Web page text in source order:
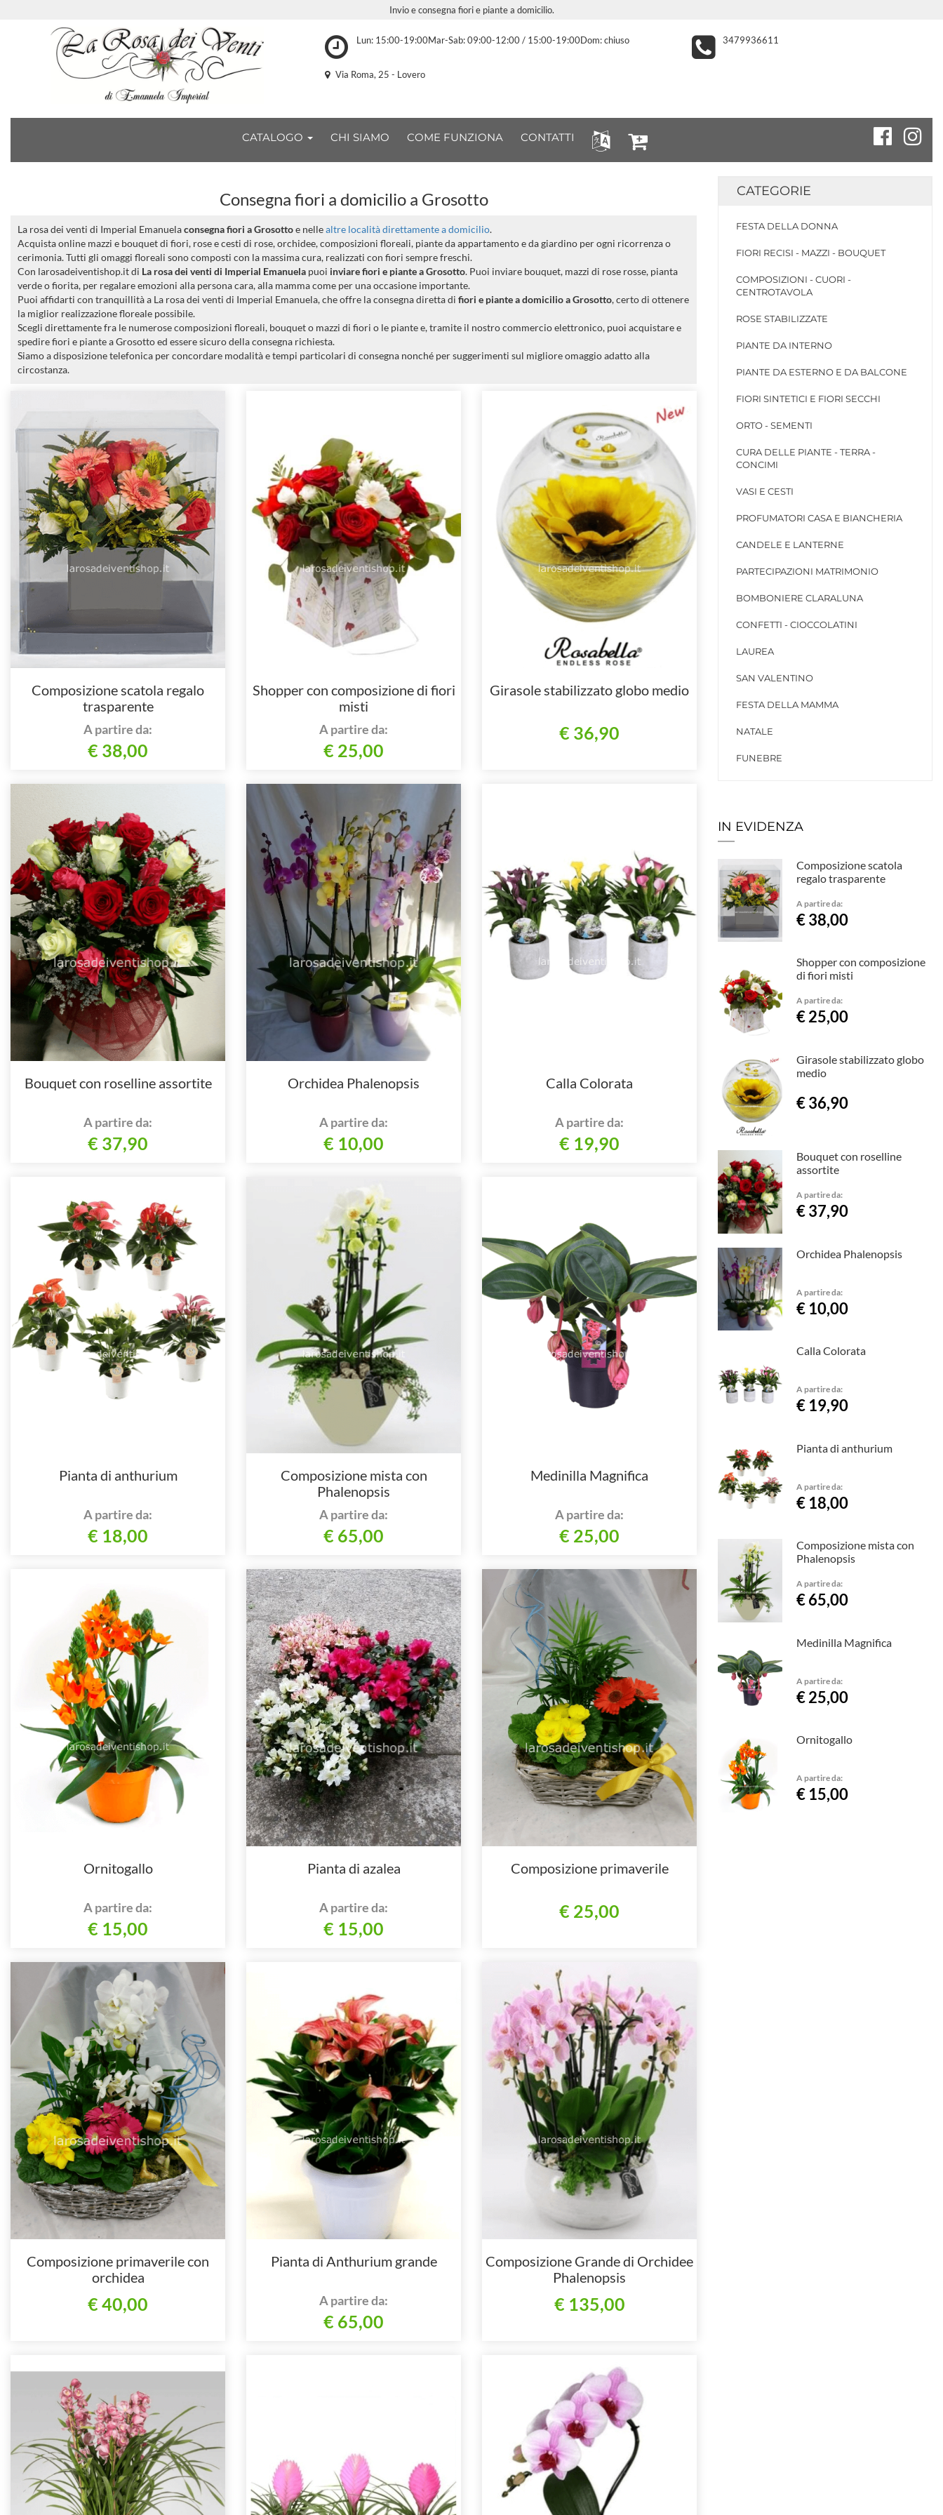
Invio e consegna fiori e piante a domicilio.
Lun: 15:00-19:00Mar-Sab: 09:00-12:00 / 15:00-19:00Dom: chiuso 3479936611
Via Roma, 25 - Lovero
CATALOGO CHI SIAMO COME FUNZIONA CONTATTI
Consegna fiori a domicilio a Grosotto
La rosa dei venti di Imperial Emanuelaconsegna fiori a Grosottoe nellealtre località direttamente a domicilio.
Acquista online mazzi e bouquet di fiori, rose e cesti di rose, orchidee, composizioni floreali, piante da appartamento e da giardino per ogni ricorrenza o
cerimonia. Tutti gli omaggi floreali sono composti con la massima cura, realizzati con fiori sempre freschi.
Con larosadeiventishop.it di La rosa dei venti di Imperial Emanuela puoi inviare fiori e piante a Grosotto. Puoi inviare bouquet, mazzi di rose rosse, pianta
verde o fiorita, per regalare emozioni alla persona cara, alla mamma come per una occasione importante.
Puoi affidarti con tranquillità a La rosa dei venti di Imperial Emanuela, che offre la consegna diretta di fiori e piante a domicilio a Grosotto, certo di ottenere
la miglior realizzazione floreale possibile.
Scegli direttamente fra le numerose composizioni floreali, bouquet o mazzi di fiori o le piante e, tramite il nostro commercio elettronico, puoi acquistare e
spedire fiori e piante a Grosotto ed essere sicuro della consegna richiesta.
Siamo a disposizione telefonica per concordare modalità e tempi particolari di consegna nonché per suggerimenti sul migliore omaggio adatto alla
circostanza.
Composizione scatola regalo
trasparente
A partire da:
€ 38,00
Shopper con composizione di fiori
misti
A partire da:
€ 25,00
Girasole stabilizzato globo medio
€ 36,90
Bouquet con roselline assortite
A partire da:
€ 37,90
Orchidea Phalenopsis
A partire da:
€ 10,00
Calla Colorata
A partire da:
€ 19,90
Pianta di anthurium
A partire da:
€ 18,00
Composizione mista con
Phalenopsis
A partire da:
€ 65,00
Medinilla Magnifica
A partire da:
€ 25,00
Ornitogallo
A partire da:
€ 15,00
Pianta di azalea
A partire da:
€ 15,00
Composizione primaverile
€ 25,00
Composizione primaverile con
orchidea
€ 40,00
Pianta di Anthurium grande
A partire da:
€ 65,00
Composizione Grande di Orchidee
Phalenopsis
€ 135,00
CATEGORIE
FESTA DELLA DONNA
FIORI RECISI - MAZZI - BOUQUET
COMPOSIZIONI - CUORI -
CENTROTAVOLA
ROSE STABILIZZATE
PIANTE DA INTERNO
PIANTE DA ESTERNO E DA BALCONE
FIORI SINTETICI E FIORI SECCHI
ORTO - SEMENTI
CURA DELLE PIANTE - TERRA -
CONCIMI
VASI E CESTI
PROFUMATORI CASA E BIANCHERIA
CANDELE E LANTERNE
PARTECIPAZIONI MATRIMONIO
BOMBONIERE CLARALUNA
CONFETTI - CIOCCOLATINI
LAUREA
SAN VALENTINO
FESTA DELLA MAMMA
NATALE
FUNEBRE
IN EVIDENZA
Composizione scatola
regalo trasparente
A partire da:
€ 38,00
Shopper con composizione
di fiori misti
A partire da:
€ 25,00
Girasole stabilizzato globo
medio
€ 36,90
Bouquet con roselline
assortite
A partire da:
€ 37,90
Orchidea Phalenopsis
A partire da:
€ 10,00
Calla Colorata
A partire da:
€ 19,90
Pianta di anthurium
A partire da:
€ 18,00
Composizione mista con
Phalenopsis
A partire da:
€ 65,00
Medinilla Magnifica
A partire da:
€ 25,00
Ornitogallo
A partire da:
€ 15,00